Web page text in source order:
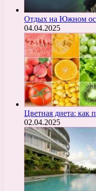
Отдых на Южном
04.04.2025
Цветная диета: как
02.04.2025